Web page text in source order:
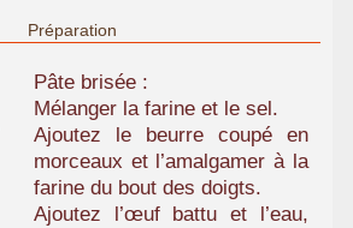
Préparation
Pâte brisée :
Mélanger la farine et le sel.
Ajoutez le beurre coupé en
morceaux et l’amalgamer à la
farine du bout des doigts.
Ajoutez l’œuf battu et l’eau,